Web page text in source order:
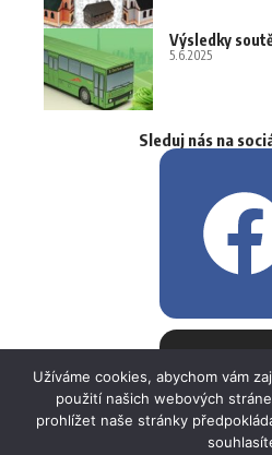
Výsledky
5.6.2025
Sleduj nás na
Užíváme cookies, abychom vám
použití našich webových
prohlížet naše stránky